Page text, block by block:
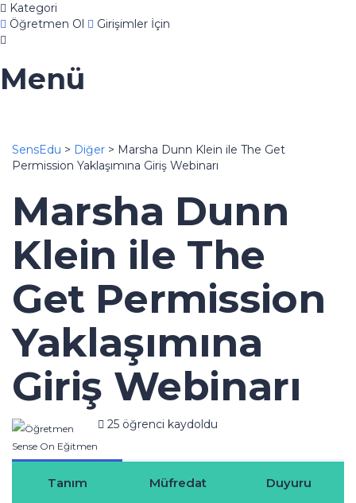
Kategori
Öğretmen Ol
Girişimler İçin
Menü
SensEdu > Diğer > Marsha Dunn Klein ile The Get
Permission Yaklaşımına Giriş Webinarı
Marsha Dunn
Klein ile The
Get Permission
Yaklaşımına
Giriş Webinarı
Öğretmen
Sense On Eğitmen
25 öğrenci kaydoldu
Tanım Müfredat Duyuru